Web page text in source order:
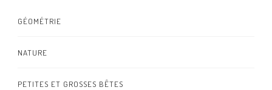
GÉOMÉTRIE
NATURE
PETITES ET GROSSES BÊTES